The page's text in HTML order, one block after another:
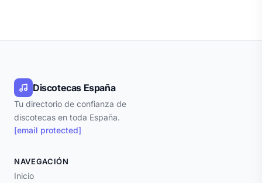
Discotecas España
Tu directorio de confianza de
discotecas en toda España.
[email protected]
NAVEGACIÓN
Inicio